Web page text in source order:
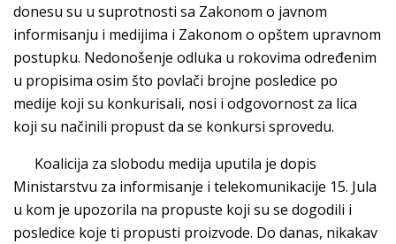
donesu su u suprotnosti sa Zakonom o javnom
informisanju i medijima i Zakonom o opštem upravnom
postupku. Nedonošenje odluka u rokovima određenim
u propisima osim što povlači brojne posledice po
medije koji su konkurisali, nosi i odgovornost za lica
koji su načinili propust da se konkursi sprovedu.
Koalicija za slobodu medija uputila je dopis
Ministarstvu za informisanje i telekomunikacije 15. Jula
u kom je upozorila na propuste koji su se dogodili i
posledice koje ti propusti proizvode. Do danas, nikakav